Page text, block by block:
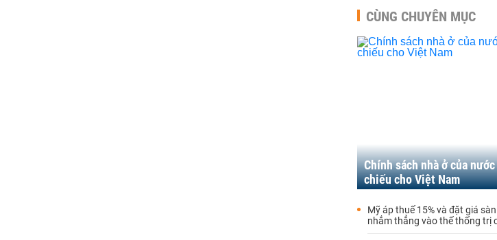
CÙNG CHUYÊN MỤC
Chính sách nhà ở của
chiếu cho Việt Nam
Mỹ áp thuế 15% và đặt giá
nhắm thẳng vào thế thống trị